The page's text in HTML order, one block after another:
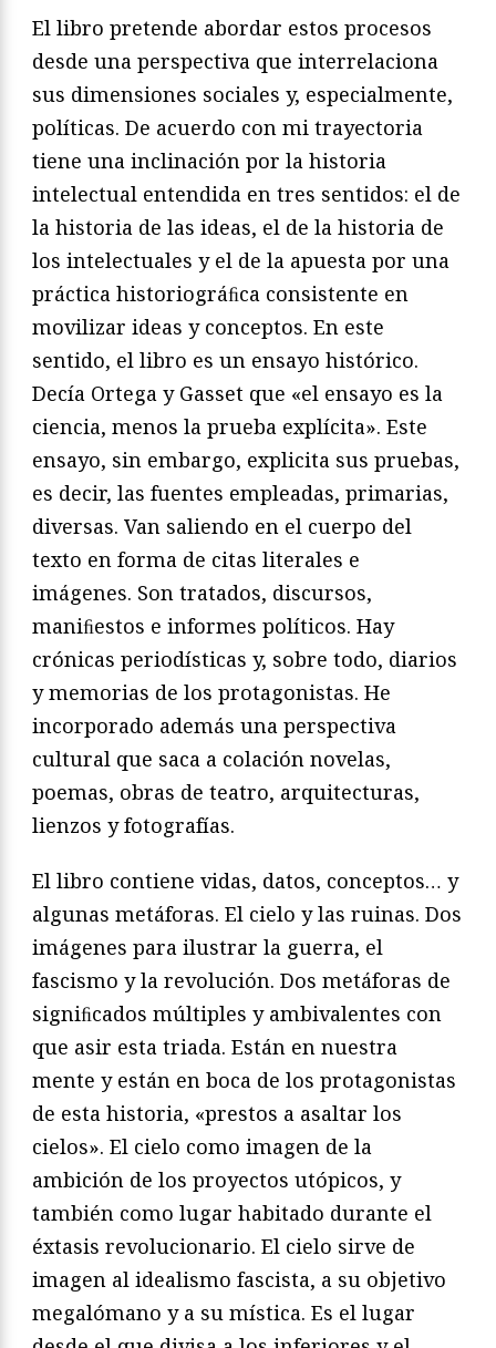
El libro pretende abordar estos procesos
desde una perspectiva que interrelaciona
sus dimensiones sociales y, especialmente,
políticas. De acuerdo con mi trayectoria
tiene una inclinación por la historia
intelectual entendida en tres sentidos: el de
la historia de las ideas, el de la historia de
los intelectuales y el de la apuesta por una
práctica historiográﬁca consistente en
movilizar ideas y conceptos. En este
sentido, el libro es un ensayo histórico.
Decía Ortega y Gasset que «el ensayo es la
ciencia, menos la prueba explícita». Este
ensayo, sin embargo, explicita sus pruebas,
es decir, las fuentes empleadas, primarias,
diversas. Van saliendo en el cuerpo del
texto en forma de citas literales e
imágenes. Son tratados, discursos,
maniﬁestos e informes políticos. Hay
crónicas periodísticas y, sobre todo, diarios
y memorias de los protagonistas. He
incorporado además una perspectiva
cultural que saca a colación novelas,
poemas, obras de teatro, arquitecturas,
lienzos y fotografías.
El libro contiene vidas, datos, conceptos… y
algunas metáforas. El cielo y las ruinas. Dos
imágenes para ilustrar la guerra, el
fascismo y la revolución. Dos metáforas de
signiﬁcados múltiples y ambivalentes con
que asir esta triada. Están en nuestra
mente y están en boca de los protagonistas
de esta historia, «prestos a asaltar los
cielos». El cielo como imagen de la
ambición de los proyectos utópicos, y
también como lugar habitado durante el
éxtasis revolucionario. El cielo sirve de
imagen al idealismo fascista, a su objetivo
megalómano y a su mística. Es el lugar